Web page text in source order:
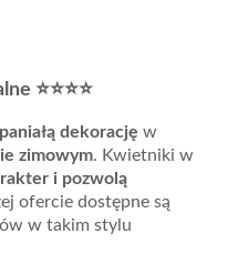
⭐⭐⭐⭐
dekorację w
zimowym. Kwietniki w
i pozwolą
ofercie dostępne są
w takim stylu